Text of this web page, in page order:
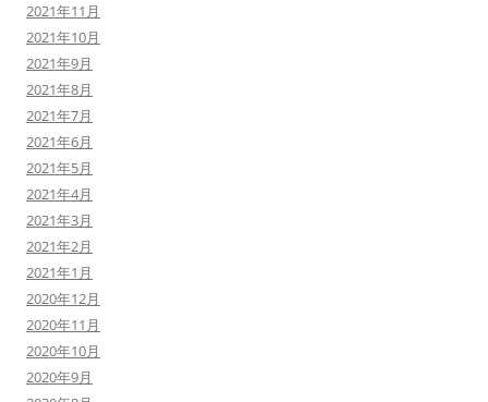
2021年11月
2021年10月
2021年9月
2021年8月
2021年7月
2021年6月
2021年5月
2021年4月
2021年3月
2021年2月
2021年1月
2020年12月
2020年11月
2020年10月
2020年9月